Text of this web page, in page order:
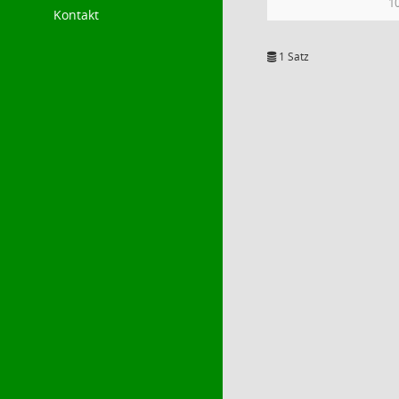
Kontakt
1 Satz